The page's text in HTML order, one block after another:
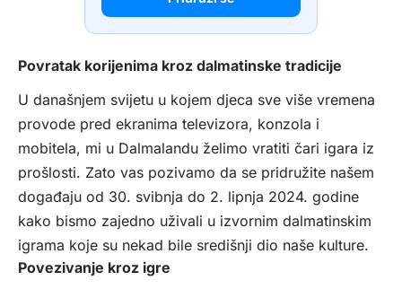
Povratak korijenima kroz dalmatinske tradicije
U današnjem svijetu u kojem djeca sve više vremena
provode pred ekranima televizora, konzola i
mobitela, mi u Dalmalandu želimo vratiti čari igara iz
prošlosti. Zato vas pozivamo da se pridružite našem
događaju od 30. svibnja do 2. lipnja 2024. godine
kako bismo zajedno uživali u izvornim dalmatinskim
igrama koje su nekad bile središnji dio naše kulture.
Povezivanje kroz igre